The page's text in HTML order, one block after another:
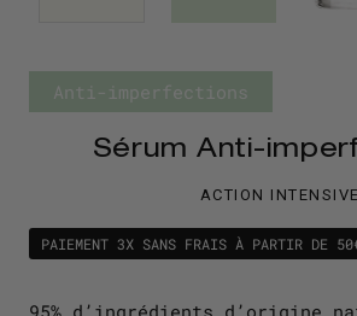
Anti-imperfections
Sérum Anti-
ACTION INTENSIVE
PAIEMENT 3X SANS FRAIS À PARTIR DE